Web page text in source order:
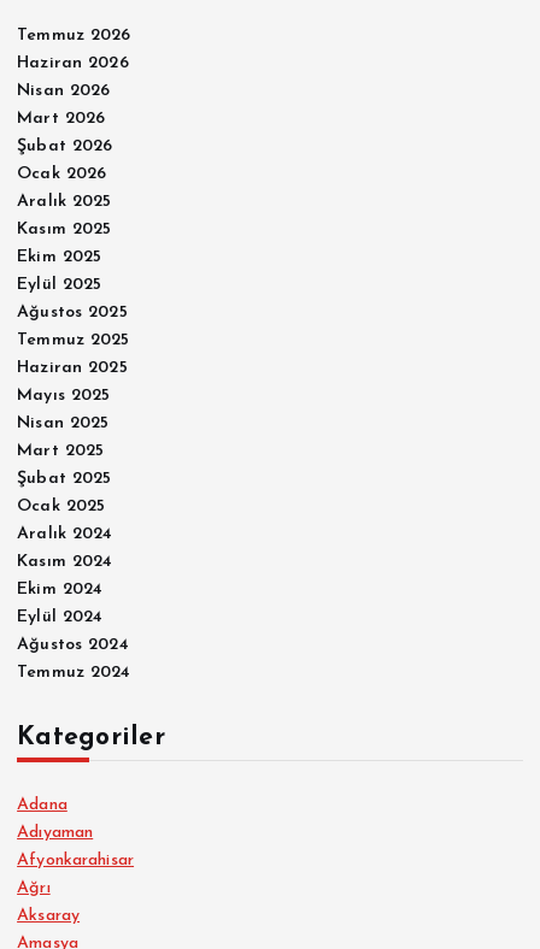
Temmuz 2026
Haziran 2026
Nisan 2026
Mart 2026
Şubat 2026
Ocak 2026
Aralık 2025
Kasım 2025
Ekim 2025
Eylül 2025
Ağustos 2025
Temmuz 2025
Haziran 2025
Mayıs 2025
Nisan 2025
Mart 2025
Şubat 2025
Ocak 2025
Aralık 2024
Kasım 2024
Ekim 2024
Eylül 2024
Ağustos 2024
Temmuz 2024
Kategoriler
Adana
Adıyaman
Afyonkarahisar
Ağrı
Aksaray
Amasya